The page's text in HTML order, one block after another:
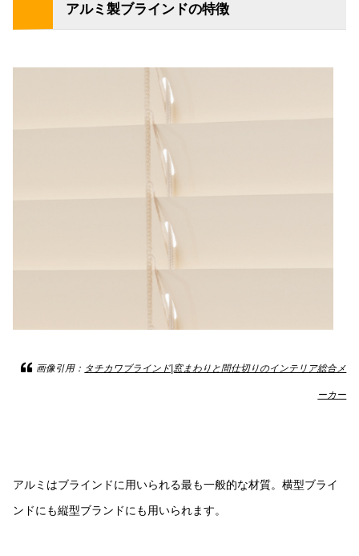
アルミ製ブラインドの特徴
画像引用： タチカワブラインド|窓まわりと間仕切りのインテリア総合メ
ーカー
アルミはブラインドに用いられる最も一般的な材質。横型ブライ
ンドにも縦型ブランドにも用いられます。